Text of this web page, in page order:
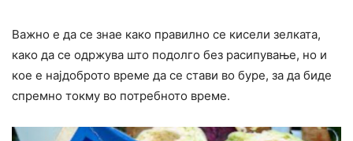
Важно е да се знае како правилно се кисели зелката,
како да се одржува што подолго без расипување, но и
кое е најдоброто време да се стави во буре, за да биде
спремно токму во потребното време.